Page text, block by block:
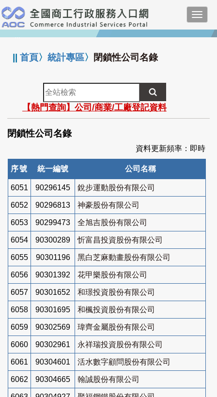
跳
到
主
要
:::
||首頁〉統計專區〉 閉鎖性公司名錄
全
站
檢
索
【熱門查詢】公司/商業/工廠登記資料
閉鎖性公司名錄
資料更新頻率：即時
序號 統一編號 公司名稱
6051 90296145 銳步運動股份有限公司
6052 90296813 神豪股份有限公司
6053 90299473 全旭吉股份有限公司
6054 90300289 忻富昌投資股份有限公司
6055 90301196 黑白芝麻動畫股份有限公司
6056 90301392 花甲樂股份有限公司
6057 90301652 和璟投資股份有限公司
6058 90301695 和楓投資股份有限公司
6059 90302569 瑋齊金屬股份有限公司
6060 90302961 永祥瑞投資股份有限公司
6061 90304601 活水數字顧問股份有限公司
6062 90304665 翰誠股份有限公司